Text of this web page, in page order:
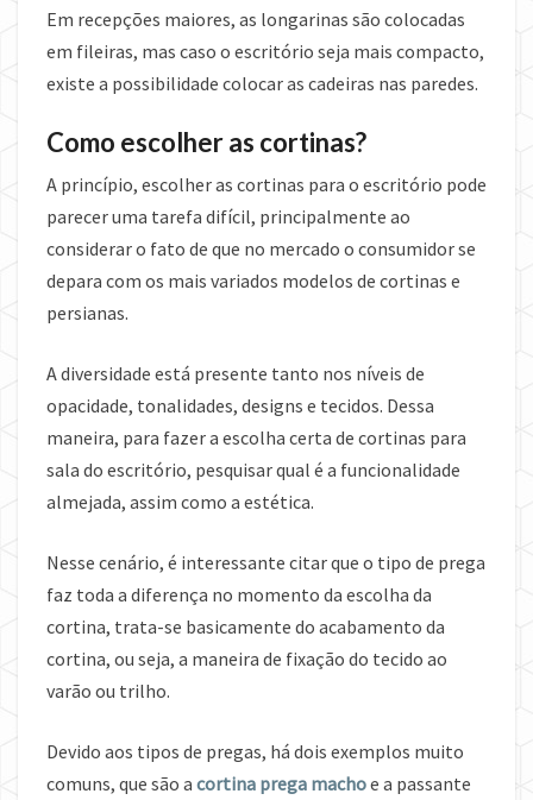
Em recepções maiores, as longarinas são colocadas
em fileiras, mas caso o escritório seja mais compacto,
existe a possibilidade colocar as cadeiras nas paredes.
Como escolher as cortinas?
A princípio, escolher as cortinas para o escritório pode
parecer uma tarefa difícil, principalmente ao
considerar o fato de que no mercado o consumidor se
depara com os mais variados modelos de cortinas e
persianas.
A diversidade está presente tanto nos níveis de
opacidade, tonalidades, designs e tecidos. Dessa
maneira, para fazer a escolha certa de cortinas para
sala do escritório, pesquisar qual é a funcionalidade
almejada, assim como a estética.
Nesse cenário, é interessante citar que o tipo de prega
faz toda a diferença no momento da escolha da
cortina, trata-se basicamente do acabamento da
cortina, ou seja, a maneira de fixação do tecido ao
varão ou trilho.
Devido aos tipos de pregas, há dois exemplos muito
comuns, que são a cortina prega machoe a passante